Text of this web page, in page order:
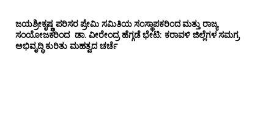
ಜಯಶ್ರೀಕೃಷ್ಣ ಪರಿಸರ ಪ್ರೇಮಿ ಸಮಿತಿಯ ಸಂಸ್ಥಾಪಕರಿಂದ ಮತ್ತು ರಾಜ್ಯ
ಸಂಯೋಜಕರಿಂದ ಡಾ. ವೀರೇಂದ್ರ ಹೆಗ್ಗಡೆ ಭೇಟಿ: ಕರಾವಳಿ ಜಿಲ್ಲೆಗಳ ಸಮಗ್ರ
ಅಭಿವೃದ್ಧಿ ಕುರಿತು ಮಹತ್ವದ ಚರ್ಚೆ